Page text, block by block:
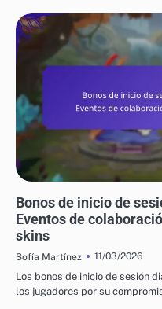
Bonos de inicio de
Eventos de
skins
Sofía Martínez
11/03/2026
Los bonos de inicio de sesión
los jugadores por su